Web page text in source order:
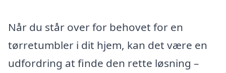
Når du står over for behovet for en
tørretumbler i dit hjem, kan det være en
udfordring at finde den rette løsning –